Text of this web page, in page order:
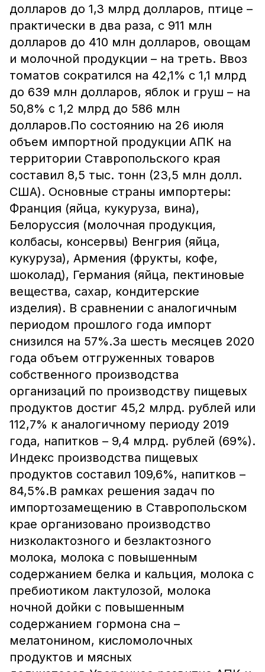
долларов до 1,3 млрд долларов, птице –
практически в два раза, с 911 млн
долларов до 410 млн долларов, овощам
и молочной продукции – на треть. Ввоз
томатов сократился на 42,1% с 1,1 млрд
до 639 млн долларов, яблок и груш – на
50,8% с 1,2 млрд до 586 млн
долларов.По состоянию на 26 июля
объем импортной продукции АПК на
территории Ставропольского края
составил 8,5 тыс. тонн (23,5 млн долл.
США). Основные страны импортеры:
Франция (яйца, кукуруза, вина),
Белоруссия (молочная продукция,
колбасы, консервы) Венгрия (яйца,
кукуруза), Армения (фрукты, кофе,
шоколад), Германия (яйца, пектиновые
вещества, сахар, кондитерские
изделия). В сравнении с аналогичным
периодом прошлого года импорт
снизился на 57%.За шесть месяцев 2020
года объем отгруженных товаров
собственного производства
организаций по производству пищевых
продуктов достиг 45,2 млрд. рублей или
112,7% к аналогичному периоду 2019
года, напитков – 9,4 млрд. рублей (69%).
Индекс производства пищевых
продуктов составил 109,6%, напитков –
84,5%.В рамках решения задач по
импортозамещению в Ставропольском
крае организовано производство
низколактозного и безлактозного
молока, молока с повышенным
содержанием белка и кальция, молока с
пребиотиком лактулозой, молока
ночной дойки с повышенным
содержанием гормона сна –
мелатонином, кисломолочных
продуктов и мясных